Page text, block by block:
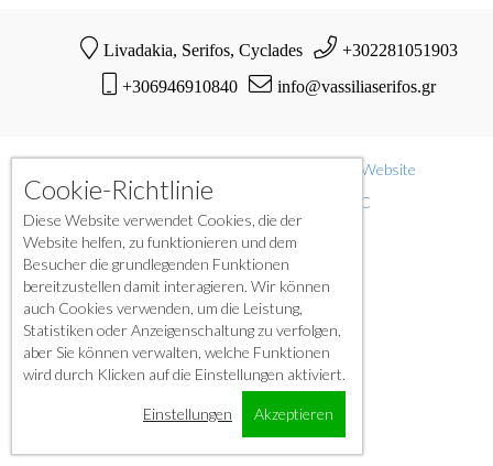
Livadakia, Serifos, Cyclades +302281051903
+306946910840 info@vassiliaserifos.gr
Official Website
Powered by International O.H.M. LLC
Cookie-Richtlinie
Diese Website verwendet Cookies, die der
Website helfen, zu funktionieren und dem
Besucher die grundlegenden Funktionen
bereitzustellen damit interagieren. Wir können
auch Cookies verwenden, um die Leistung,
Statistiken oder Anzeigenschaltung zu verfolgen,
aber Sie können verwalten, welche Funktionen
wird durch Klicken auf die Einstellungen aktiviert.
Einstellungen Akzeptieren